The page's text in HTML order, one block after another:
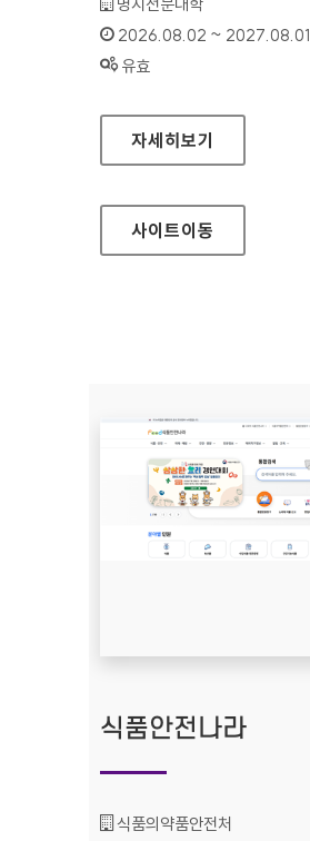
인증기간 :
2026.08.02 ~ 2027.08.01
상태 :
유효
명지전문대학
자세히보기
사이트이동
식품안전나라
기관명 :
식품의약품안전처